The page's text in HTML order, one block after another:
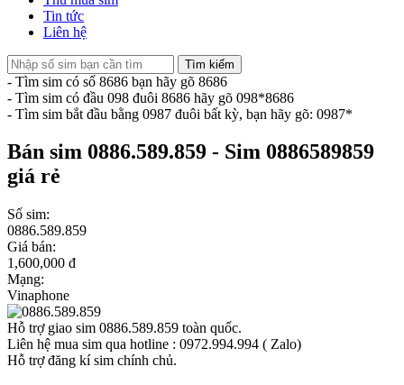
Tin tức
Liên hệ
Tìm kiếm
- Tìm sim có số 8686 bạn hãy gõ 8686
- Tìm sim có đầu 098 đuôi 8686 hãy gõ 098*8686
- Tìm sim bắt đầu bằng 0987 đuôi bất kỳ, bạn hãy gõ: 0987*
Bán sim 0886.589.859 - Sim 0886589859
giá rẻ
Số sim:
0886.589.859
Giá bán:
1,600,000 đ
Mạng:
Vinaphone
Hỗ trợ giao sim 0886.589.859 toàn quốc.
Liên hệ mua sim qua hotline : 0972.994.994 ( Zalo)
Hỗ trợ đăng kí sim chính chủ.